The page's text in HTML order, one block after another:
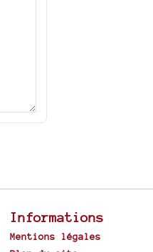
Informations
Mentions légales